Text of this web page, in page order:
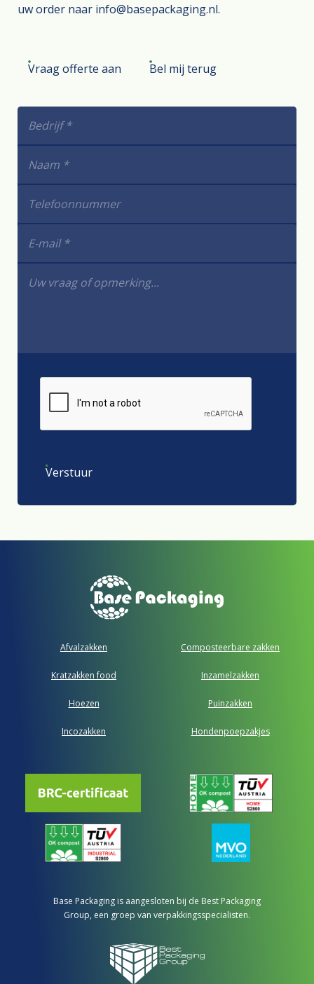
uw order naar info@basepackaging.nl.
Vraag offerte aan Bel mij terug
Verstuur
Afvalzakken Composteerbare zakken
Kratzakken food Inzamelzakken
Hoezen Puinzakken
Incozakken Hondenpoepzakjes
Base Packaging is aangesloten bij de Best Packaging
Group, een groep van verpakkingsspecialisten.